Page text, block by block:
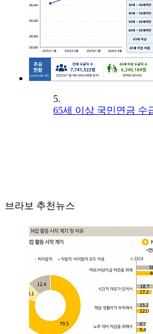
5.
65세 이상 국민연금 수
브라보 추천뉴스